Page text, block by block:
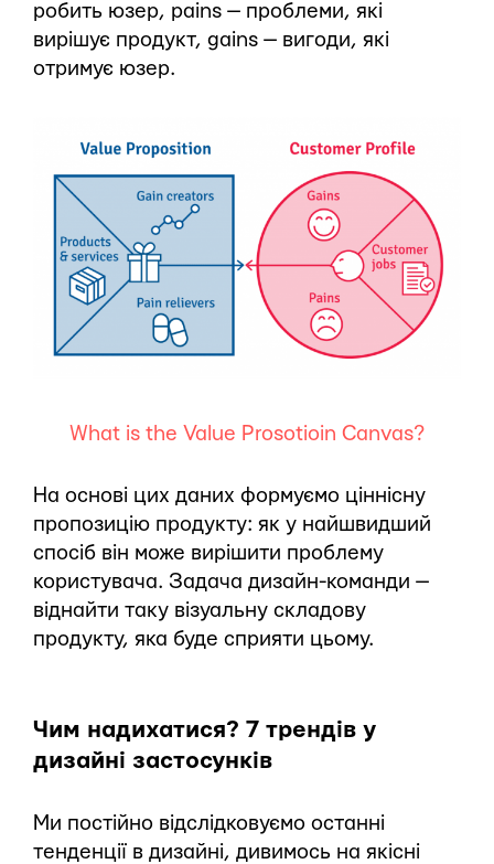
робить юзер, pains — проблеми, які
вирішує продукт, gains — вигоди, які
отримує юзер.
What is the Value Prosotioin Canvas?
На основі цих даних формуємо ціннісну
пропозицію продукту: як у найшвидший
спосіб він може вирішити проблему
користувача. Задача дизайн-команди —
віднайти таку візуальну складову
продукту, яка буде сприяти цьому.
Чим надихатися? 7 трендів у
дизайні застосунків
Ми постійно відслідковуємо останні
тенденції в дизайні, дивимось на якісні